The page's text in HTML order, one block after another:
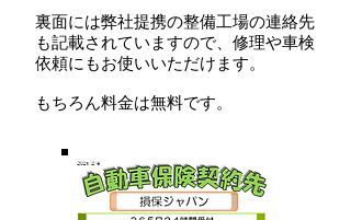
​裏面には弊社提携の整備工場の連絡先
も記載されていますので、修理や車検
依頼にもお使いいただけます。
​もちろん料金は無料です。